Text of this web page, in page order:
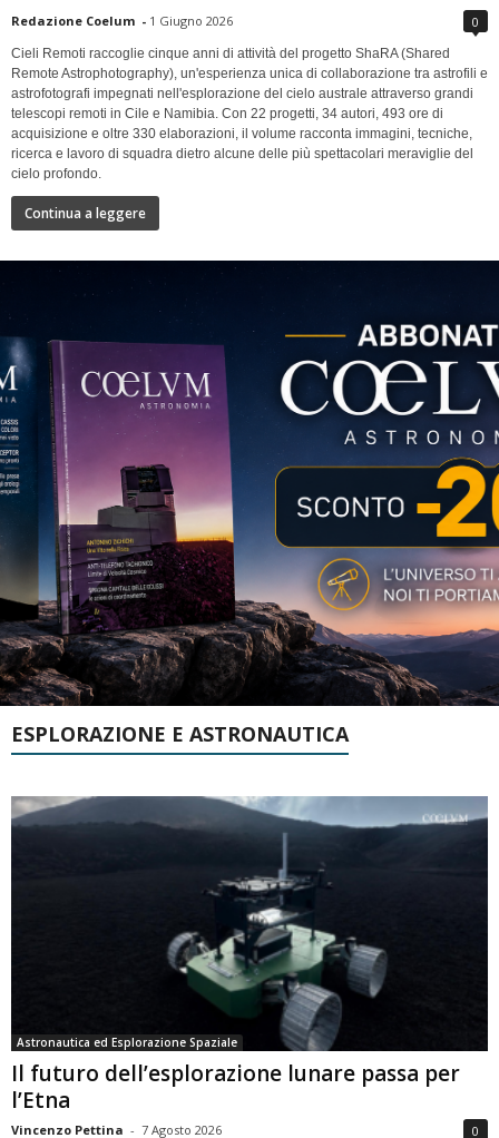
Redazione Coelum - 1 Giugno 2026 0
Cieli Remoti raccoglie cinque anni di attività del progetto ShaRA (Shared
Remote Astrophotography), un'esperienza unica di collaborazione tra astrofili e
astrofotografi impegnati nell'esplorazione del cielo australe attraverso grandi
telescopi remoti in Cile e Namibia. Con 22 progetti, 34 autori, 493 ore di
acquisizione e oltre 330 elaborazioni, il volume racconta immagini, tecniche,
ricerca e lavoro di squadra dietro alcune delle più spettacolari meraviglie del
cielo profondo.
Continua a leggere
ESPLORAZIONE E ASTRONAUTICA
Astronautica ed Esplorazione Spaziale
Il futuro dell’esplorazione lunare passa per
l’Etna
Vincenzo Pettina - 7 Agosto 2026 0